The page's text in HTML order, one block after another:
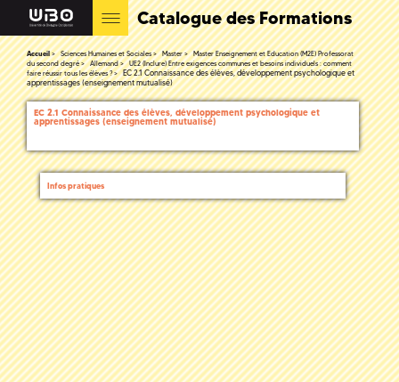
Catalogue des Formations
Accueil Sciences Humaines et Sociales Master
Master Enseignement et Education (M2E) Professorat
du second degré
Allemand
UE2 (Inclure) Entre exigences communes et besoins individuels : comment
faire réussir tous les élèves ?
EC 2.1 Connaissance des élèves, développement psychologique et
apprentissages (enseignement mutualisé)
EC 2.1 Connaissance des élèves, développement psychologique et
apprentissages (enseignement mutualisé)
Infos pratiques